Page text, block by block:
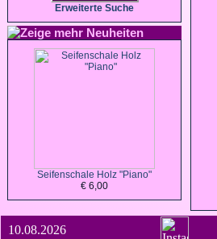
Erweiterte Suche
Neuheiten
Seifenschale Holz "Piano"
€ 6,00
10.08.2026